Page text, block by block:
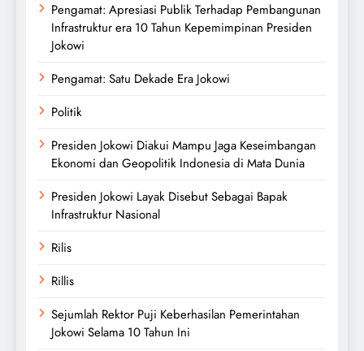
Pengamat: Apresiasi Publik Terhadap Pembangunan
Infrastruktur era 10 Tahun Kepemimpinan Presiden
Jokowi
Pengamat: Satu Dekade Era Jokowi
Politik
Presiden Jokowi Diakui Mampu Jaga Keseimbangan
Ekonomi dan Geopolitik Indonesia di Mata Dunia
Presiden Jokowi Layak Disebut Sebagai Bapak
Infrastruktur Nasional
Rilis
Rillis
Sejumlah Rektor Puji Keberhasilan Pemerintahan
Jokowi Selama 10 Tahun Ini